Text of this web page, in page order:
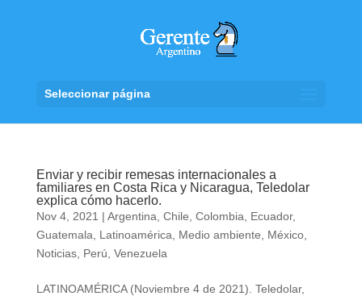
Seleccionar página
Enviar y recibir remesas internacionales a
familiares en Costa Rica y Nicaragua, Teledolar
explica cómo hacerlo.
Nov 4, 2021 | Argentina Chile Colombia Ecuador,
Guatemala
Latinoamérica Medio ambiente México,
Noticias, Perú Venezuela
LATINOAMÉRICA (Noviembre 4 de 2021). Teledolar,